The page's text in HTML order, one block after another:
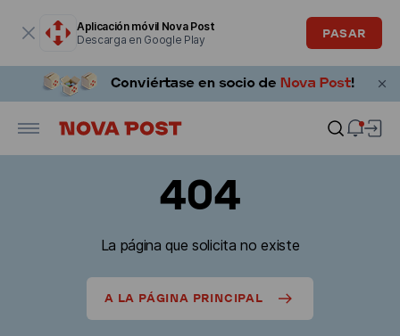
Aplicación móvil Nova Post
Descarga en Google Play
PASAR
404
La página que solicita no existe
A LA PÁGINA PRINCIPAL